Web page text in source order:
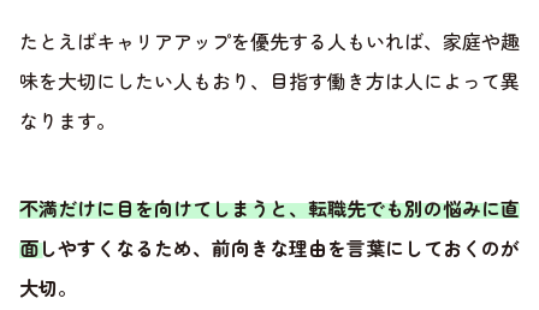
たとえばキャリアアップを優先する人もいれば、家庭や趣
味を大切にしたい人もおり、目指す働き方は人によって異
なります。
不満だけに目を向けてしまうと、転職先でも別の悩みに直
面しやすくなるため、前向きな理由を言葉にしておくのが
大切。